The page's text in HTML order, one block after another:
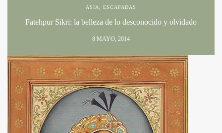
ASIA ESCAPADAS
Fatehpur Sikri: la belleza de lo desconocido y olvidado
8 MAYO, 2014